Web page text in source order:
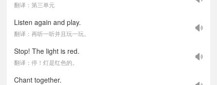
翻译：第三单元
Listen again and play.
翻译：再听一听并且玩一玩。
Stop! The light is red.
翻译：停！灯是红色的。
Chant together.